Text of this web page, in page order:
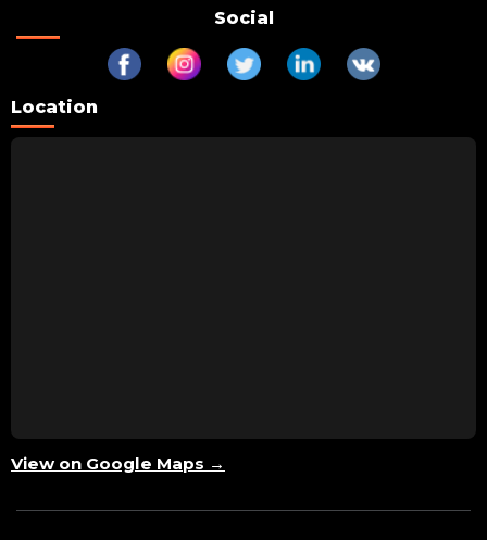
Social
Location
View on Google Maps →